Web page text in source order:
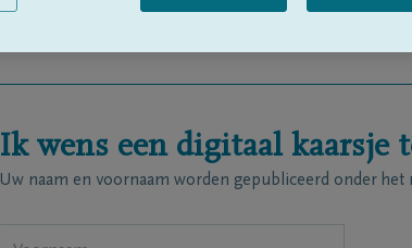
Ik wens een digitaal kaarsje
Uw naam en voornaam worden gepubliceerd onder het